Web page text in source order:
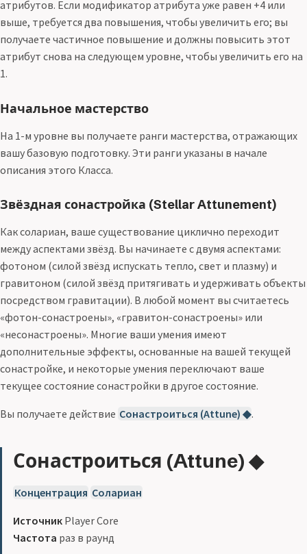
атрибутов. Если модификатор атрибута уже равен +4 или
выше, требуется два повышения, чтобы увеличить его; вы
получаете частичное повышение и должны повысить этот
атрибут снова на следующем уровне, чтобы увеличить его на
1.
Начальное мастерство
На 1-м уровне вы получаете ранги мастерства, отражающих
вашу базовую подготовку. Эти ранги указаны в начале
описания этого Класса.
Звёздная сонастройка (Stellar Attunement)
Как солариан, ваше существование циклично переходит
между аспектами звёзд. Вы начинаете с двумя аспектами:
фотоном (силой звёзд испускать тепло, свет и плазму) и
гравитоном (силой звёзд притягивать и удерживать объекты
посредством гравитации). В любой момент вы считаетесь
«фотон-сонастроены», «гравитон-сонастроены» или
«несонастроены». Многие ваши умения имеют
дополнительные эффекты, основанные на вашей текущей
сонастройке, и некоторые умения переключают ваше
текущее состояние сонастройки в другое состояние.
Вы получаете действие Сонастроиться (Attune) ◆.
Сонастроиться (Attune) ◆
Концентрация Солариан
Источник Player Core
Частота раз в раунд